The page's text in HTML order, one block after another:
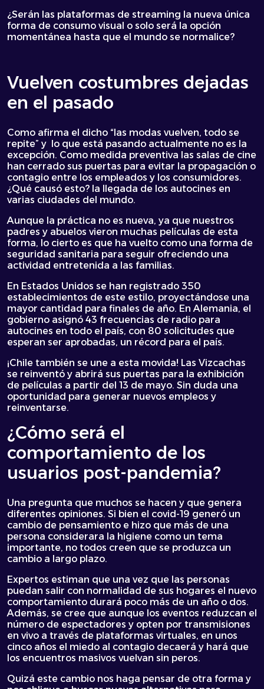
¿Serán las plataformas de streaming la nueva única
forma de consumo visual o solo será la opción
momentánea hasta que el mundo se normalice?
Vuelven costumbres dejadas
en el pasado
Como afirma el dicho “las modas vuelven, todo se
repite” y lo que está pasando actualmente no es la
excepción. Como medida preventiva las salas de cine
han cerrado sus puertas para evitar la propagación o
contagio entre los empleados y los consumidores.
¿Qué causó esto? la llegada de los autocines en
varias ciudades del mundo.
Aunque la práctica no es nueva, ya que nuestros
padres y abuelos vieron muchas películas de esta
forma, lo cierto es que ha vuelto como una forma de
seguridad sanitaria para seguir ofreciendo una
actividad entretenida a las familias.
En Estados Unidos se han registrado 350
establecimientos de este estilo, proyectándose una
mayor cantidad para finales de año. En Alemania, el
gobierno asignó 43 frecuencias de radio para
autocines en todo el país, con 80 solicitudes que
esperan ser aprobadas, un récord para el país.
¡Chile también se une a esta movida! Las Vizcachas
se reinventó y abrirá sus puertas para la exhibición
de películas a partir del 13 de mayo. Sin duda una
oportunidad para generar nuevos empleos y
reinventarse.
¿Cómo será el
comportamiento de los
usuarios post-pandemia?
Una pregunta que muchos se hacen y que genera
diferentes opiniones. Si bien el covid-19 generó un
cambio de pensamiento e hizo que más de una
persona considerara la higiene como un tema
importante, no todos creen que se produzca un
cambio a largo plazo.
Expertos estiman que una vez que las personas
puedan salir con normalidad de sus hogares el nuevo
comportamiento durará poco más de un año o dos.
Además, se cree que aunque los eventos reduzcan el
número de espectadores y opten por transmisiones
en vivo a través de plataformas virtuales, en unos
cinco años el miedo al contagio decaerá y hará que
los encuentros masivos vuelvan sin peros.
Quizá este cambio nos haga pensar de otra forma y